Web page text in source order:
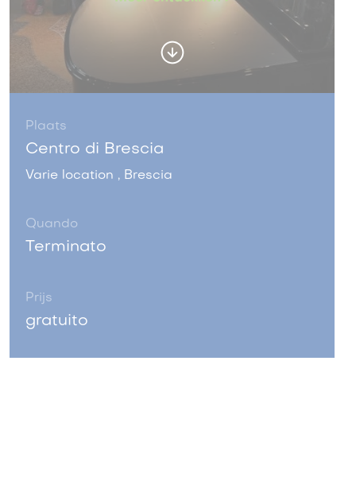
Plaats
Centro di Brescia
Varie location , Brescia
Quando
Terminato
Prijs
gratuito